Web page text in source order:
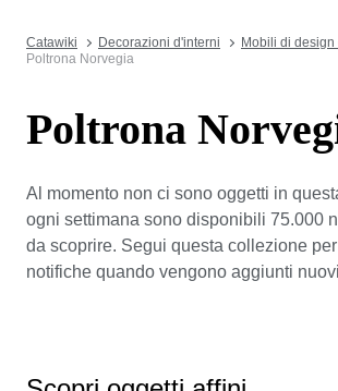
Catawiki Decorazioni d'interni
Mobili di
Poltrona Norvegia
Poltrona
Al momento non ci sono oggetti in
ogni settimana sono disponibili 75.000
da scoprire. Segui questa collezione
notifiche quando vengono aggiunti